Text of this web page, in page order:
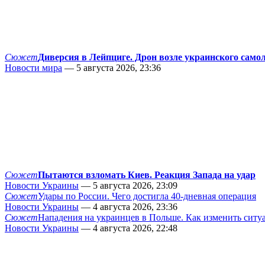
СюжетДиверсия в Лейпциге. Дрон возле украинского
Новости мира — 5 августа 2026, 23:36
СюжетПытаются взломать Киев. Реакция Запада на удар
Новости Украины — 5 августа 2026, 23:09
СюжетУдары по России. Чего достигла 40-дневная операция
Новости Украины — 4 августа 2026, 23:36
СюжетНападения на украинцев в Польше. Как изменить
Новости Украины — 4 августа 2026, 22:48